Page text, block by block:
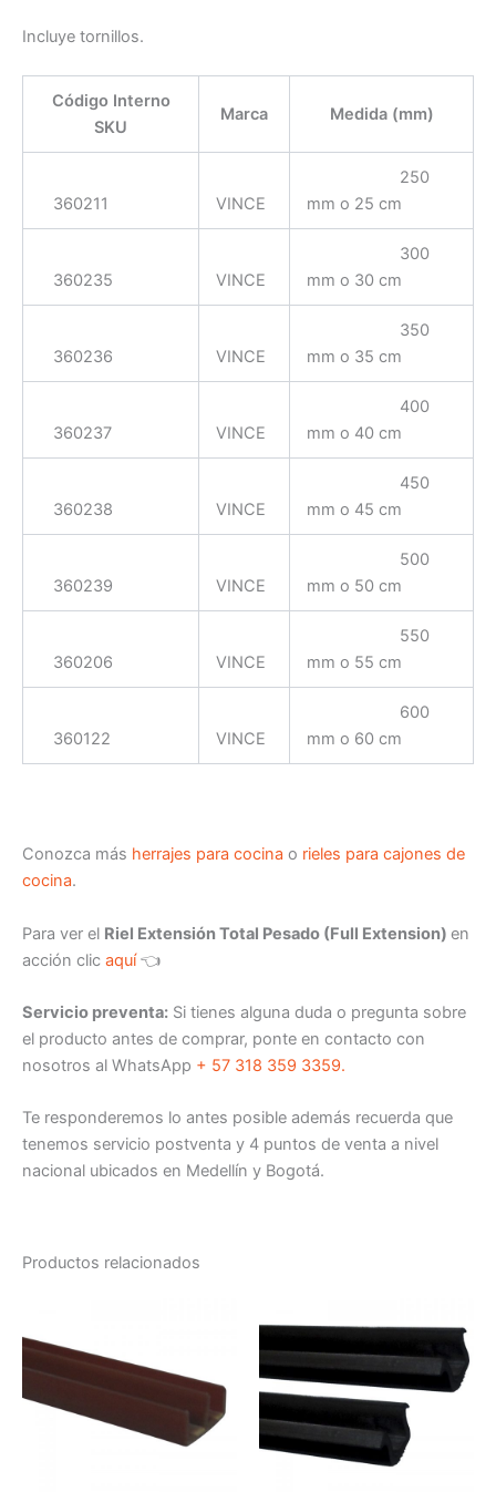
Incluye tornillos.
Código Interno
SKU
Marca Medida (mm)
360211 VINCE
250
mm o 25 cm
360235 VINCE
300
mm o 30 cm
360236 VINCE
350
mm o 35 cm
360237 VINCE
400
mm o 40 cm
360238 VINCE
450
mm o 45 cm
360239 VINCE
500
mm o 50 cm
360206 VINCE
550
mm o 55 cm
360122 VINCE
600
mm o 60 cm
Conozca más herrajes para cocina o rieles para cajones de
cocina.
Para ver el Riel Extensión Total Pesado (Full Extension) en
acción clic aquí👈
Servicio preventa: Si tienes alguna duda o pregunta sobre
el producto antes de comprar, ponte en contacto con
nosotros al WhatsApp + 57 318 359 3359.
Te responderemos lo antes posible además recuerda que
tenemos servicio postventa y 4 puntos de venta a nivel
nacional ubicados en Medellín y Bogotá.
Productos relacionados